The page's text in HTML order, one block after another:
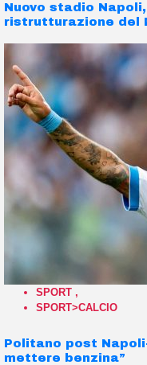
Nuovo stadio
ristrutturazione del
SPORT ,
SPORT>CALCIO
Politano post
mettere benzina”